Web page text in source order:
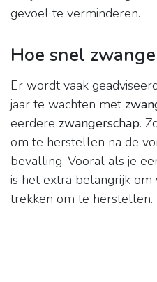
gevoel te verminderen.
Hoe snel
Er wordt vaak
jaar te wachten met
eerdere zwangerschap.
om te herstellen na de
bevalling. Vooral als je
is het extra belangrijk
trekken om te herstellen.